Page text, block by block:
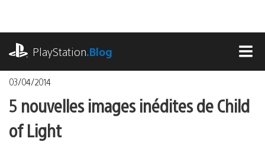
contenu
PlayStation.Blog
03/04/2014
5 nouvelles images inédites de Child
of Light